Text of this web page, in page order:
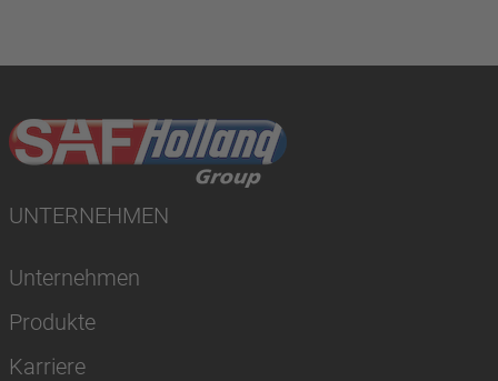
UNTERNEHMEN
Unternehmen
Produkte
Karriere